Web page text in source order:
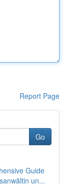
Report Page
Go
Guide
un...